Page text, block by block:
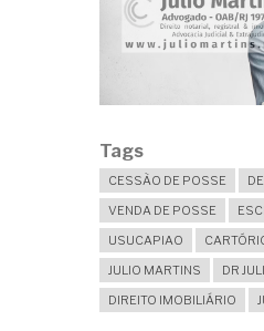
Tags
CESSÃO DE POSSE
VENDA DE POSSE
USUCAPIAO
JULIO MARTINS
DR
DIREITO IMOBILIÁRIO